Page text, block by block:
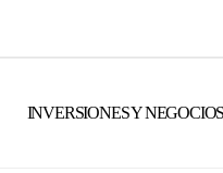
INVERSIONES Y NEGOCIOS